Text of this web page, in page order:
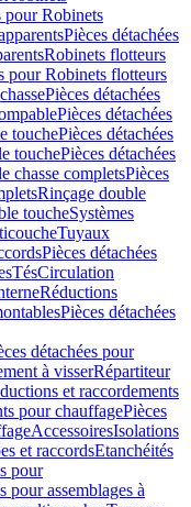
pour Robinets
Pièces détachées
Robinets flotteurs
pour Robinets flotteurs
Pièces détachées
Pièces détachées
touchePièces détachées
touchePièces détachées
chasse completsPièces
Rinçage double
toucheSystèmes
Tuyaux
Pièces détachées
TésCirculation
Réductions
Pièces détachées
détachées pour
à visserRépartiteur
et raccordements
pour chauffagePièces
AccessoiresIsolations
et raccordsEtanchéités
pour
pour assemblages à